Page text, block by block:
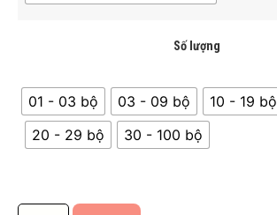
Số lượng
01 - 03 bộ 03 - 09 bộ
10 - 19 bộ
20 - 29 bộ
30 - 100 bộ